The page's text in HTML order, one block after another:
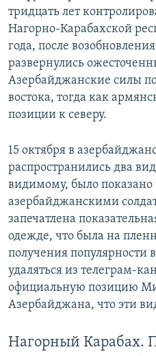
тридцать лет
Нагорно-Карабахской
года, после
развернулись
Азербайджанские силы
востока, тогда как
позиции к северу.
15 октября в
распространились два
видимому, было показано
азербайджанскими
запечатлена
одежде, что была на
получения популярности
удаляться из телеграм-
официальную позицию
Азербайджана, что эти
Нагорный Карабах.